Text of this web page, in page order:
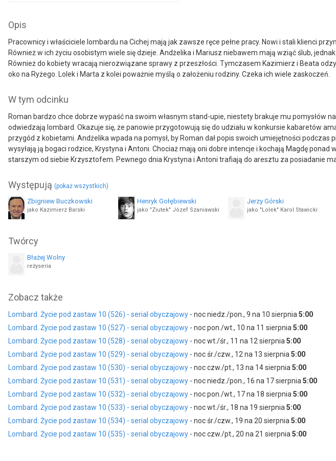
Opis
Pracownicy i właściciele lombardu na Cichej mają jak zawsze ręce pełne pracy. Nowi i stali klienci
Również w ich życiu osobistym wiele się dzieje. Andżelika i Mariusz niebawem mają wziąć ślub,
Również do kobiety wracają nierozwiązane sprawy z przeszłości. Tymczasem Kazimierz i Beata
oko na Ryżego. Lolek i Marta z kolei poważnie myślą o założeniu rodziny. Czeka ich wiele zaskoczeń.
W tym odcinku
Roman bardzo chce dobrze wypaść na swoim własnym stand-upie, niestety brakuje mu
odwiedzają lombard. Okazuje się, że panowie przygotowują się do udziału w konkursie kabaretów
przygód z kobietami. Andżelika wpada na pomysł, by Roman dał popis swoich umiejętności
wysyłają ją bogaci rodzice, Krystyna i Antoni. Chociaż mają oni dobre intencje i kochają Magdę
starszym od siebie Krzysztofem. Pewnego dnia Krystyna i Antoni trafiają do aresztu za posiadanie
Występują (pokaż wszystkich)
Zbigniew Buczkowski
jako Kazimierz Barski
Henryk Gołębiewski
jako "Ziutek" Józef Szaniawski
Jerzy Górski
jako "Lolek" Karol Stawicki
jako Patrycja Wereńczuk-Barska
Bogdan Kalus
jako Goguś
jako aspirant Lidka
Twórcy
Błażej Wolny
reżyseria
Zobacz także
Lombard. Życie pod zastaw 10 (526) - serial obyczajowy - noc niedz./pon., 9 na 10 sierpnia 5:00
Lombard. Życie pod zastaw 10 (527) - serial obyczajowy - noc pon./wt., 10 na 11 sierpnia 5:00
Lombard. Życie pod zastaw 10 (528) - serial obyczajowy - noc wt./śr., 11 na 12 sierpnia 5:00
Lombard. Życie pod zastaw 10 (529) - serial obyczajowy - noc śr./czw., 12 na 13 sierpnia 5:00
Lombard. Życie pod zastaw 10 (530) - serial obyczajowy - noc czw./pt., 13 na 14 sierpnia 5:00
Lombard. Życie pod zastaw 10 (531) - serial obyczajowy - noc niedz./pon., 16 na 17 sierpnia 5:00
Lombard. Życie pod zastaw 10 (532) - serial obyczajowy - noc pon./wt., 17 na 18 sierpnia 5:00
Lombard. Życie pod zastaw 10 (533) - serial obyczajowy - noc wt./śr., 18 na 19 sierpnia 5:00
Lombard. Życie pod zastaw 10 (534) - serial obyczajowy - noc śr./czw., 19 na 20 sierpnia 5:00
Lombard. Życie pod zastaw 10 (535) - serial obyczajowy - noc czw./pt., 20 na 21 sierpnia 5:00